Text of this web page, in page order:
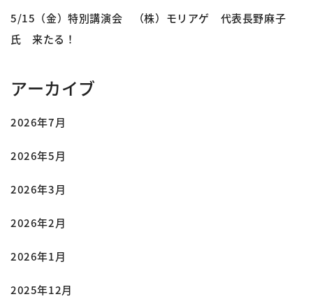
5/15（金）特別講演会 （株）モリアゲ 代表長野麻子
氏 来たる！
アーカイブ
2026年7月
2026年5月
2026年3月
2026年2月
2026年1月
2025年12月